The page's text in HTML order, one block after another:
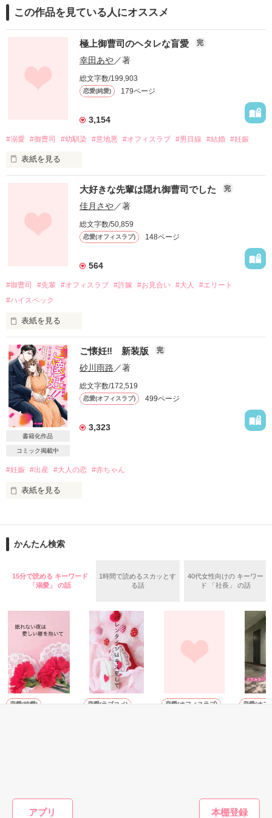
アプリ
この作品を見ている人にオススメ
極上御曹司のヘタレな盲愛 完
幸田あや／著
総文字数/199,903
恋愛(純愛) 179ページ
3,154
#溺愛 #御曹司 #幼馴染 #意地悪 #オフィスラブ #男目線 #結婚 #妊娠
表紙を見る
父親が経営する会社
『ニタドリ』に入社して３年目
双子の妹、花蓮に、物心ついた頃から
２４年間彼氏もいないし、
実は初恋もまだ
それにはある理由があるのだが…
水島 大河 ２９歳
物心ついた頃から親友の妹で
現在『ニタドリ』営業部営業２課課長
兎にも角にもモテる
『水島グループ』の御曹司である
桃にどうにかして近づき
手に入れたい一心で、
３０歳までという条件で
『ニタドリ』で働くことを
許してもらっている
が２９歳になった現在まで
大好きな先輩は隠れ御曹司でした 完
佳月さや／著
総文字数/50,859
恋愛(オフィスラブ) 148ページ
564
#御曹司 #先輩 #オフィスラブ #許嫁 #お見合い #大人
#エリート
#ハイスペック
表紙を見る
学生時代から大好きな先輩が会社の先輩になって、大切な恋人
になって。
一緒に幸せになるために、隣で笑っているために決意を固めた
のに。
冴島  光希（さえじま  みつき）２７歳
惑う私は幸せになれますか？
書籍化作品
コミック掲載中
ご懐妊‼ 新装版 完
砂川雨路／著
総文字数/172,519
恋愛(オフィスラブ) 499ページ
3,323
#妊娠 #出産 #大人の恋 #赤ちゃん
表紙を見る
ベリーズ文庫より書籍化決定しました。
心より御礼申し上げます。
9.9より試し読み設定とさせていただきます。
梅原佐波(うめはらさわ)
27歳、会社員。
妊娠検査薬、陽性……。
「そんなの無理ですよ！！」
かんたん検索
15分で読める キーワード
「溺愛」 の話
1時間で読めるスカッとす
る話
40代女性向けの キーワー
ド 「社長」 の話
恋愛(純愛) 恋愛(ラブコメ) 恋愛(オフィスラブ) 恋愛(オフ
かんたん検索の条件を変える